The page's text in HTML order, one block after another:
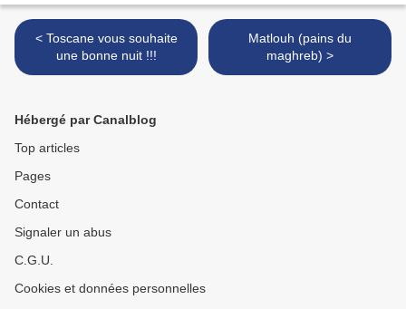
< Toscane vous souhaite
une bonne nuit !!!
Matlouh (pains du
maghreb) >
Hébergé par Canalblog
Top articles
Pages
Contact
Signaler un abus
C.G.U.
Cookies et données personnelles